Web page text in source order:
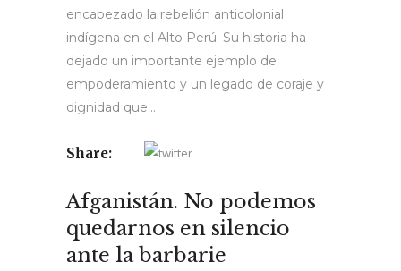
encabezado la rebelión anticolonial
indígena en el Alto Perú. Su historia ha
dejado un importante ejemplo de
empoderamiento y un legado de coraje y
dignidad que...
Share:
Afganistán. No podemos
quedarnos en silencio
ante la barbarie